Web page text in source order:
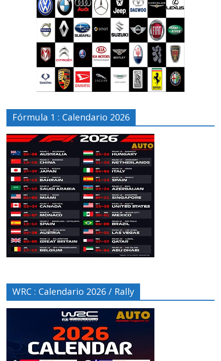
Fórmula 1 : Calendario 2026
WRC : Calendario 2026 / Rally